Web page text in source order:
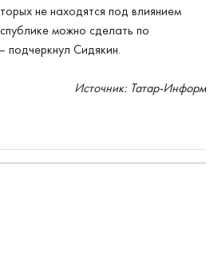
не находятся под влиянием
можно сделать по
Сидякин.
Источник: Татар-Информ